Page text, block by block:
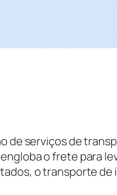
de serviços de
engloba o frete para
o transporte